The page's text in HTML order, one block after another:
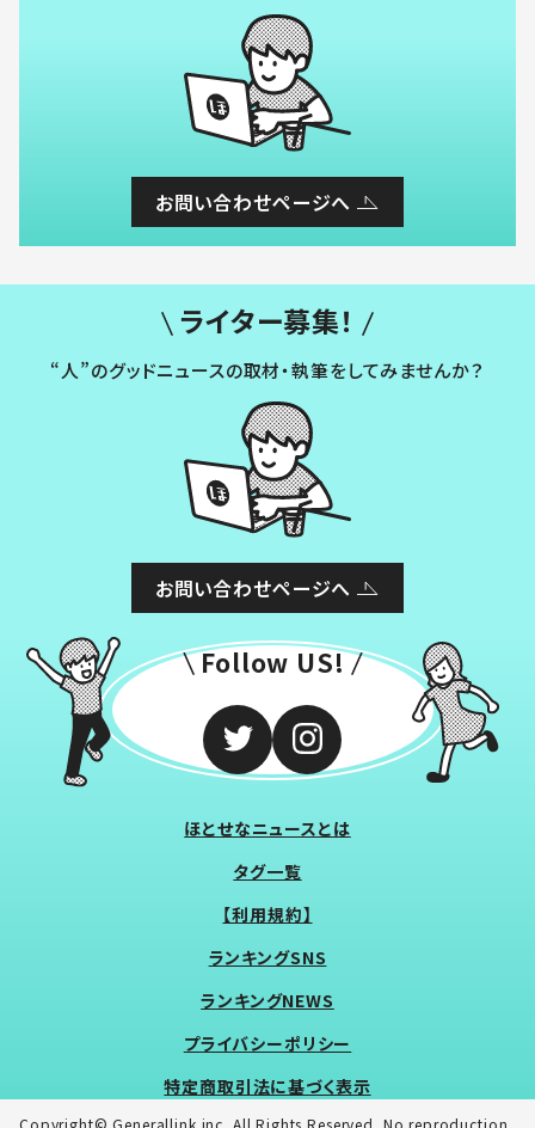
お問い合わせページへ
ライター募集！
“人”のグッドニュースの取材・執筆をしてみませんか？
お問い合わせページへ
Follow US!
ほとせなニュースとは
タグ一覧
【利用規約】
ランキングSNS
ランキングNEWS
プライバシーポリシー
特定商取引法に基づく表示
Copyright© Generallink inc. All Rights Reserved. No reproduction